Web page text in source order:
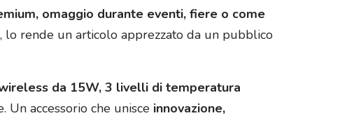
omaggio durante eventi, fiere o come
rende un articolo apprezzato da un pubblico
da 15W, 3 livelli di temperatura
accessorio che unisce innovazione,